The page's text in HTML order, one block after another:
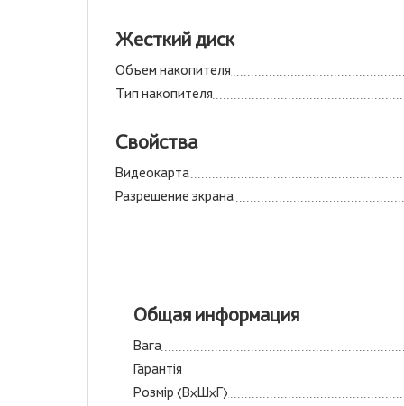
Жесткий диск
Объем накопителя
Тип накопителя
Свойства
Видеокарта
Разрешение экрана
Общая информация
Вага
Гарантія
Розмір (ВхШхГ)